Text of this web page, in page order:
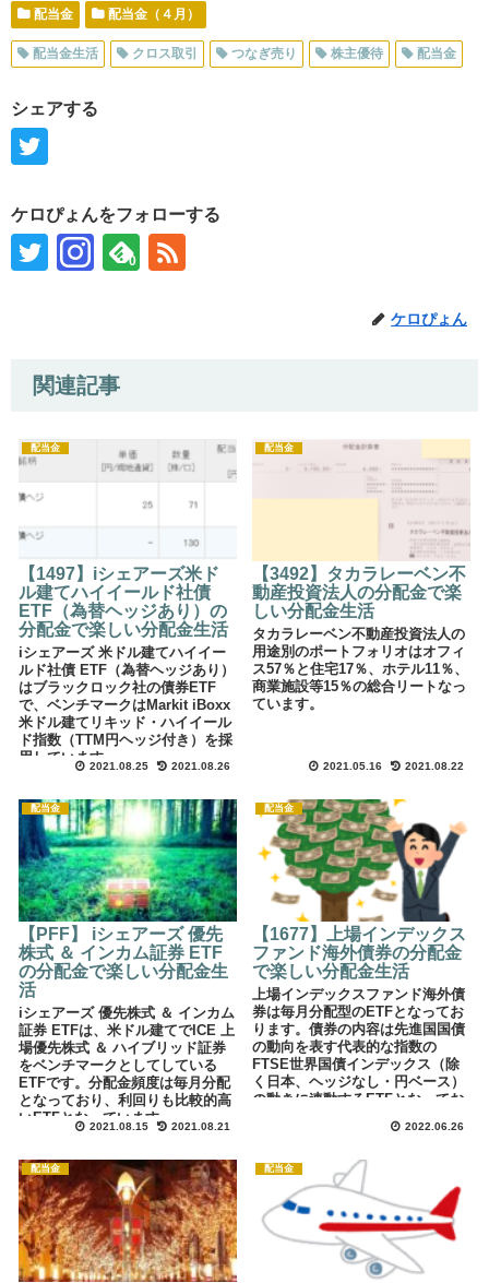
配当金 配当金（４月）
配当金生活 クロス取引 つなぎ売り 株主優待 配当金
シェアする
ケロぴょんをフォローする
0
ケロぴょん
関連記事
配当金
【1497】iシェアーズ米ド
ル建てハイイールド社債
ETF（為替ヘッジあり）の
分配金で楽しい分配金生活
iシェアーズ 米ドル建てハイイー
ルド社債 ETF（為替ヘッジあり）
はブラックロック社の債券ETF
で、ベンチマークはMarkit iBoxx
米ドル建てリキッド・ハイイール
ド指数（TTM円ヘッジ付き）を採
用しています。
2021.08.25 2021.08.26
配当金
【3492】タカラレーベン不
動産投資法人の分配金で楽
しい分配金生活
タカラレーベン不動産投資法人の
用途別のポートフォリオはオフィ
ス57％と住宅17％、ホテル11％、
商業施設等15％の総合リートなっ
ています。
2021.05.16 2021.08.22
配当金
【PFF】 iシェアーズ 優先
株式 ＆ インカム証券 ETF
の分配金で楽しい分配金生
活
iシェアーズ 優先株式 ＆ インカム
証券 ETFは、米ドル建てでICE 上
場優先株式 ＆ ハイブリッド証券
をベンチマークとしてしている
ETFです。分配金頻度は毎月分配
となっており、利回りも比較的高
いETFとなっています。
2021.08.15 2021.08.21
配当金
【1677】上場インデックス
ファンド海外債券の分配金
で楽しい分配金生活
上場インデックスファンド海外債
券は毎月分配型のETFとなってお
ります。債券の内容は先進国国債
の動向を表す代表的な指数の
FTSE世界国債インデックス（除
く日本、ヘッジなし・円ベース）
の動きに連動するETFとなってお
り日興アセットマネジメント株式
会社が出しています。
2022.06.26
配当金 配当金